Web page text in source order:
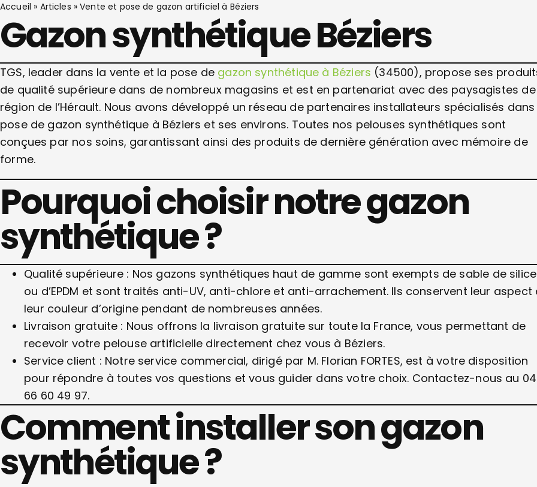
Accueil » Articles »Vente et pose de gazon artificiel à Béziers
Gazon synthétique Béziers
TGS, leader dans la vente et la pose de gazon synthétique à Béziers (34500), propose ses
de qualité supérieure dans de nombreux magasins et est en partenariat avec des paysagistes
région de l’Hérault. Nous avons développé un réseau de partenaires installateurs spécialisés
pose de gazon synthétique à Béziers et ses environs. Toutes nos pelouses synthétiques sont
conçues par nos soins, garantissant ainsi des produits de dernière génération avec mémoire de
forme.
Pourquoi choisir notre gazon
synthétique ?
Qualité supérieure : Nos gazons synthétiques haut de gamme sont exempts de sable de silice
ou d’EPDM et sont traités anti-UV, anti-chlore et anti-arrachement. Ils conservent leur aspect
leur couleur d’origine pendant de nombreuses années.
Livraison gratuite : Nous offrons la livraison gratuite sur toute la France, vous permettant de
recevoir votre pelouse artificielle directement chez vous à Béziers.
Service client : Notre service commercial, dirigé par M. Florian FORTES, est à votre disposition
pour répondre à toutes vos questions et vous guider dans votre choix. Contactez-nous au 04
66 60 49 97.
Comment installer son gazon
synthétique ?